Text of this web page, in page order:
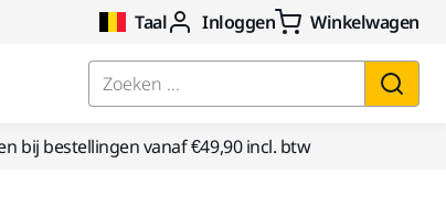
Taal Inloggen Winkelwagen
Zoeken ...
bij bestellingen vanaf €49,90 incl. btw